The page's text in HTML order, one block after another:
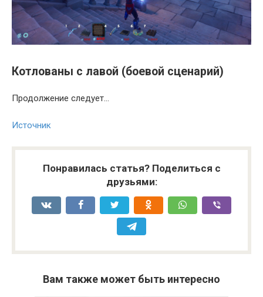
Котлованы с лавой (боевой сценарий)
Продолжение следует…
Источник
Понравилась статья? Поделиться с
друзьями:
Вам также может быть интересно